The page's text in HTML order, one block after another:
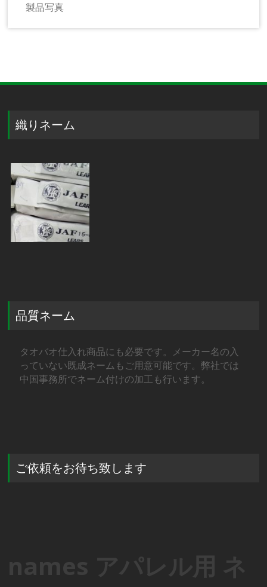
製品写真
織りネーム
品質ネーム
タオバオ仕入れ商品にも必要です。メーカー名の入
っていない既成ネームもご用意可能です。弊社では
中国事務所でネーム付けの加工も行います。
ご依頼をお待ち致します
names アパレル用 ネ